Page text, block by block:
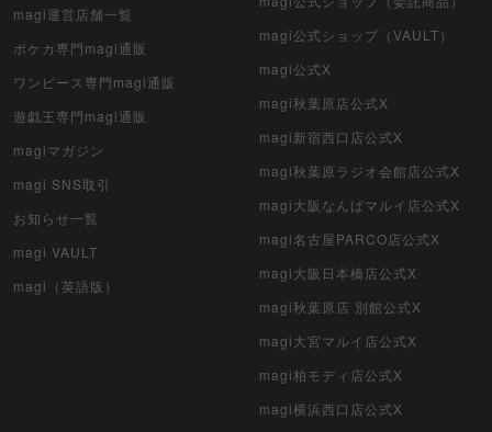
magi運営店舗一覧
ポケカ専門magi通販
ワンピース専門magi通販
遊戯王専門magi通販
magiマガジン
magi SNS取引
お知らせ一覧
magi VAULT
magi（英語版）
magi公式ショップ（VAULT）
magi公式X
magi秋葉原店公式X
magi新宿西口店公式X
magi秋葉原ラジオ会館店公式X
magi大阪なんばマルイ店公式X
magi名古屋PARCO店公式X
magi大阪日本橋店公式X
magi秋葉原店 別館公式X
magi大宮マルイ店公式X
magi柏モディ店公式X
magi横浜西口店公式X